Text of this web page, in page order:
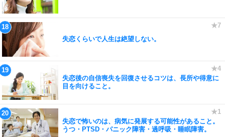
失恋くらいで人生は絶望しない。
失恋後の自信喪失を回復させるコツは、長所や得意に
目を向けること。
失恋で怖いのは、病気に発展する可能性があること。
うつ・PTSD・パニック障害・過呼吸・睡眠障害。